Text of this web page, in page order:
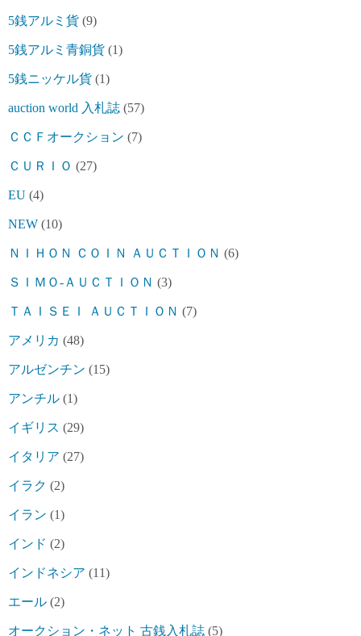
5銭アルミ貨 (9)
5銭アルミ青銅貨 (1)
5銭ニッケル貨 (1)
auction world 入札誌 (57)
ＣＣＦオークション (7)
ＣＵＲＩＯ (27)
EU (4)
NEW (10)
ＮＩＨＯＮ ＣＯＩＮ ＡＵＣＴＩＯＮ (6)
ＳＩＭＯ-ＡＵＣＴＩＯＮ (3)
ＴＡＩＳＥＩ ＡＵＣＴＩＯＮ (7)
アメリカ (48)
アルゼンチン (15)
アンチル (1)
イギリス (29)
イタリア (27)
イラク (2)
イラン (1)
インド (2)
インドネシア (11)
エール (2)
オークション・ネット 古銭入札誌 (5)